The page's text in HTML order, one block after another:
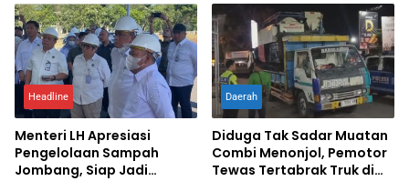
Pangan
Headline
Menteri LH Apresiasi
Pengelolaan Sampah
Jombang, Siap Jadi
Daerah
Diduga Tak Sadar Muatan
Combi Menonjol, Pemotor
Tewas Tertabrak Truk di